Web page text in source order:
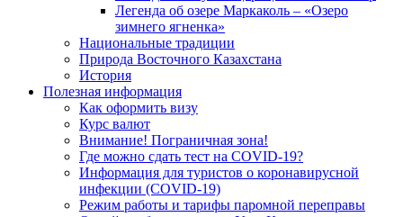
Легенда об озере Маркаколь – «Озеро
зимнего ягненка»
Национальные традиции
Природа Восточного Казахстана
История
Полезная информация
Как оформить визу
Курс валют
Внимание! Пограничная зона!
Где можно сдать тест на COVID-19?
Информация для туристов о коронавирусной
инфекции (COVID-19)
Режим работы и тарифы паромной переправы